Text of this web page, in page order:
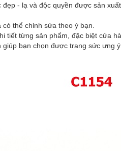
- lạ và độc quyền được sản
thể chỉnh sửa theo ý bạn.
tiết từng sản phẩm, đặc biệt cửa
bạn chọn được trang sức ưng ý.